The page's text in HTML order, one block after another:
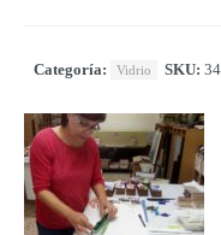
Categoría: Vidrio SKU: